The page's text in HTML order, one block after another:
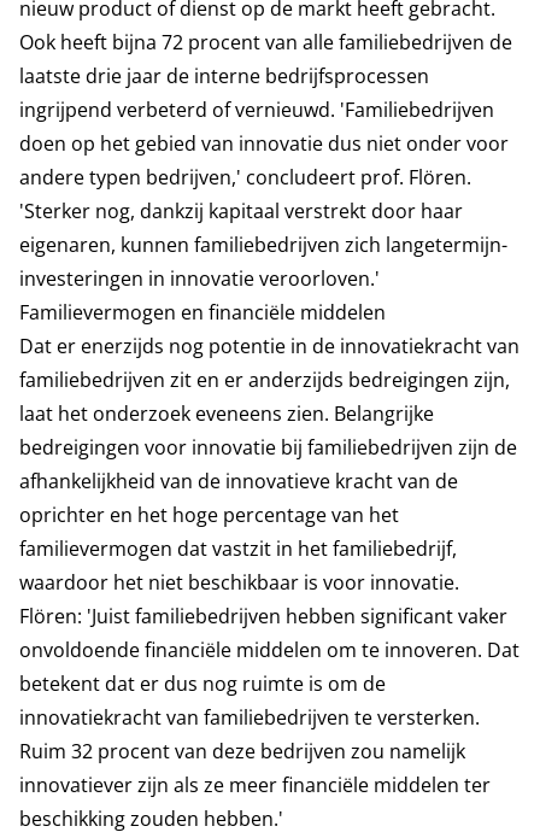
nieuw product of dienst op de markt heeft gebracht.
Ook heeft bijna 72 procent van alle familiebedrijven de
laatste drie jaar de interne bedrijfsprocessen
ingrijpend verbeterd of vernieuwd. 'Familiebedrijven
doen op het gebied van innovatie dus niet onder voor
andere typen bedrijven,' concludeert prof. Flören.
'Sterker nog, dankzij kapitaal verstrekt door haar
eigenaren, kunnen familiebedrijven zich langetermijn-
investeringen in innovatie veroorloven.'
Familievermogen en financiële middelen
Dat er enerzijds nog potentie in de innovatiekracht van
familiebedrijven zit en er anderzijds bedreigingen zijn,
laat het onderzoek eveneens zien. Belangrijke
bedreigingen voor innovatie bij familiebedrijven zijn de
afhankelijkheid van de innovatieve kracht van de
oprichter en het hoge percentage van het
familievermogen dat vastzit in het familiebedrijf,
waardoor het niet beschikbaar is voor innovatie.
Flören: 'Juist familiebedrijven hebben significant vaker
onvoldoende financiële middelen om te innoveren. Dat
betekent dat er dus nog ruimte is om de
innovatiekracht van familiebedrijven te versterken.
Ruim 32 procent van deze bedrijven zou namelijk
innovatiever zijn als ze meer financiële middelen ter
beschikking zouden hebben.'